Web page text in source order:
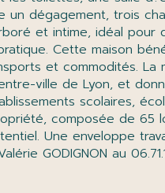
dégagement, trois
et intime, idéal pour
Cette maison
et commodités. La
ville de Lyon, et
scolaires,
composée de 65
Une enveloppe
GODIGNON au